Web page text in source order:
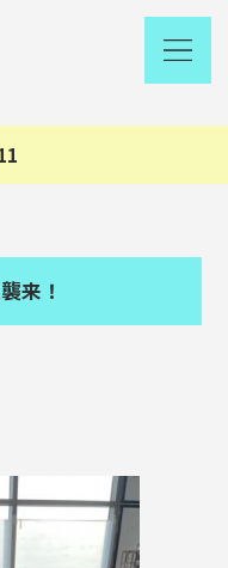
来！